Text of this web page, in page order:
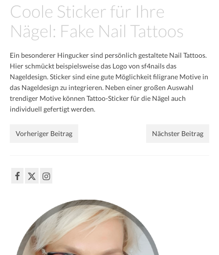
Black & White
XXL-Styles
Produkt-Test
vorher | nachher
Preise
Coole Sticker für Ihre
Nägel: Fake Nail Tattoos
Ein besonderer Hingucker sind persönlich gestaltete Nail Tattoos.
Hier schmückt beispielsweise das Logo von sf4nails das
Nageldesign. Sticker sind eine gute Möglichkeit filigrane Motive in
das Nageldesign zu integrieren. Neben einer großen Auswahl
trendiger Motive können Tattoo-Sticker für die Nägel auch
individuell gefertigt werden.
Vorheriger Beitrag Nächster Beitrag